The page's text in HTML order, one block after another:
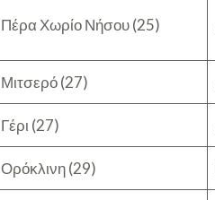
Πέρα Χωρίο Νήσου (25)
Μιτσερό (27)
Γέρι (27)
Ορόκλινη (29)